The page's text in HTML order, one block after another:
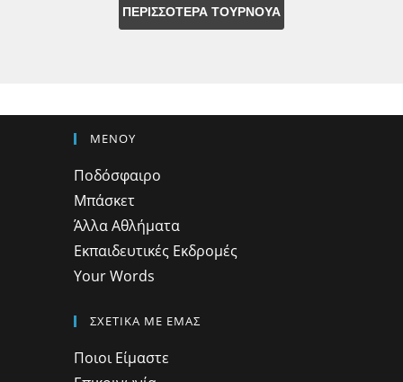
ΠΕΡΙΣΣΟΤΕΡΑ ΤΟΥΡΝΟΥΑ
ΜΕΝΟΥ
Ποδόσφαιρο
Μπάσκετ
Άλλα Αθλήματα
Εκπαιδευτικές Εκδρομές
Your Words
ΣΧΕΤΙΚΑ ΜΕ ΕΜΑΣ
Ποιοι Είμαστε